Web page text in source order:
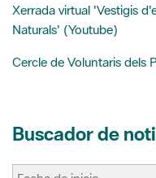
Xerrada virtual 'Vestigis
Naturals' (Youtube)
Cercle de Voluntaris dels
Buscador de